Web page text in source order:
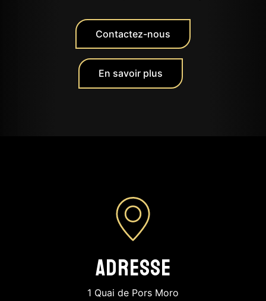
En savoir plus
Contactez-nous
Adresse
1 Quai de Pors Moro